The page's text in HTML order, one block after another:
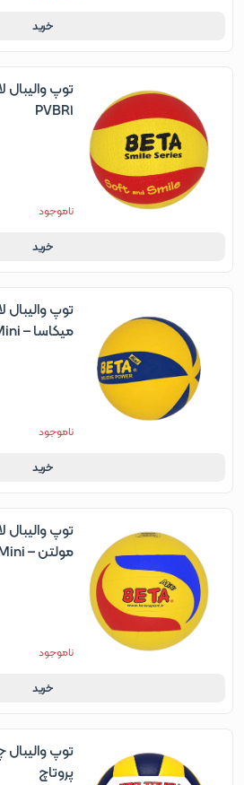
خرید
PVBR1
ناموجود
خرید
میکاسا – PVBR5 Mini
ناموجود
خرید
مولتن – PVBR4 Mini
ناموجود
خرید
پروتاچ